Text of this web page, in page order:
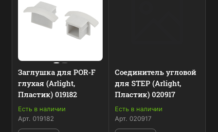
Заглушка для POR-F
глухая (Arlight,
Пластик) 019182
Есть в наличии
Арт. 019182
Соединитель угловой
для STEP (Arlight,
Пластик) 020917
Есть в наличии
Арт. 020917